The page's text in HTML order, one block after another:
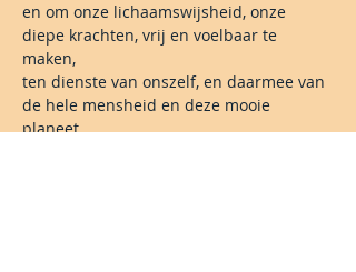
en om onze lichaamswijsheid, onze
diepe krachten, vrij en voelbaar te
maken,
ten dienste van onszelf, en daarmee van
de hele mensheid en deze mooie
planeet.